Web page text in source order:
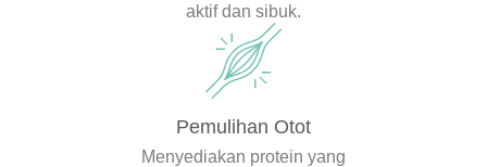
aktif dan sibuk.
Pemulihan Otot
Menyediakan protein yang